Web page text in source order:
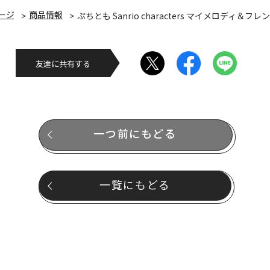
ジ 商品情報 ぷちとも Sanrio characters マイメロディ＆フレ
友達に共有する
一つ前にもどる
一覧にもどる